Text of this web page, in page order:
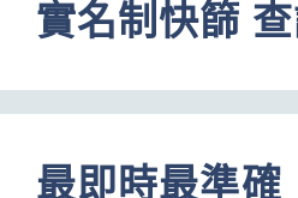
實名制快篩
最即時最準確